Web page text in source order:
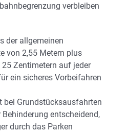
verbleiben
der allgemeinen
von 2,55 Metern plus
Zentimetern auf jeder
ein sicheres Vorbeifahren
bei Grundstücksausfahrten
entscheidend,
durch das Parken